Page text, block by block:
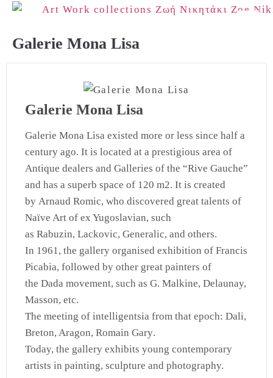
Galerie Mona Lisa
Galerie Mona Lisa
Galerie Mona Lisa existed more or less since half a
century ago. It is located at a prestigious area of
Antique dealers and Galleries of the “Rive Gauche”
and has a superb space of 120 m2. It is created
by Arnaud Romic, who discovered great talents of
Naïve Art of ex Yugoslavian, such
as Rabuzin, Lackovic, Generalic, and others.
In 1961, the gallery organised exhibition of Francis
Picabia, followed by other great painters of
the Dada movement, such as G. Malkine, Delaunay,
Masson, etc.
The meeting of intelligentsia from that epoch: Dali,
Breton, Aragon, Romain Gary.
Today, the gallery exhibits young contemporary
artists in painting, sculpture and photography.